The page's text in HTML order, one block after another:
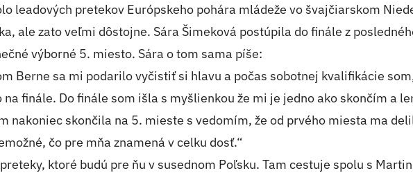
leadových pretekov Európskeho pohára mládeže vo švajčiarskom
ale zato veľmi dôstojne. Sára Šimeková postúpila do finále z
výborné 5. miesto. Sára o tom sama píše:
Berne sa mi podarilo vyčistiť si hlavu a počas sobotnej kvalifikácie
finále. Do finále som išla s myšlienkou že mi je jedno ako skončím a
nakoniec skončila na 5. mieste s vedomím, že od prvého miesta ma
čo pre mňa znamená v celku dosť.“
ktoré budú pre ňu v susednom Poľsku. Tam cestuje spolu s